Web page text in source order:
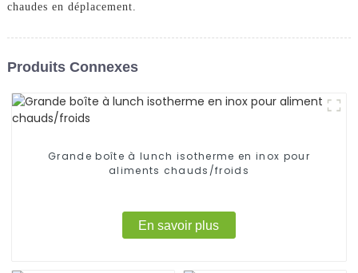
chaudes en déplacement.
Produits Connexes
Grande boîte à lunch isotherme en inox pour
aliments chauds/froids
En savoir plus